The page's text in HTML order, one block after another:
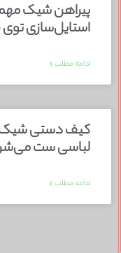
استایل‌سازی
ادامه مطلب »
لباسی ست
ادامه مطلب »